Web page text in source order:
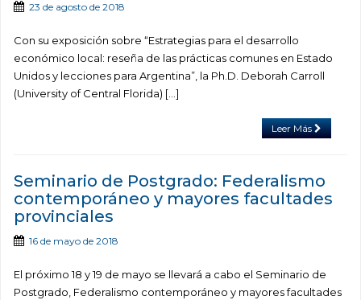
23 de agosto de 2018
Con su exposición sobre “Estrategias para el desarrollo
económico local: reseña de las prácticas comunes en Estado
Unidos y lecciones para Argentina”, la Ph.D. Deborah Carroll
(University of Central Florida) […]
Leer Más
Seminario de Postgrado: Federalismo
contemporáneo y mayores facultades
provinciales
16 de mayo de 2018
El próximo 18 y 19 de mayo se llevará a cabo el Seminario de
Postgrado, Federalismo contemporáneo y mayores facultades